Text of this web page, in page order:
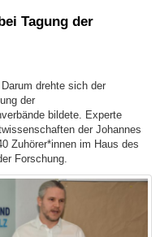
Tagung der
drehte sich der
der
bildete. Experte
der Johannes
Zuhörer*innen im Haus des
Forschung.